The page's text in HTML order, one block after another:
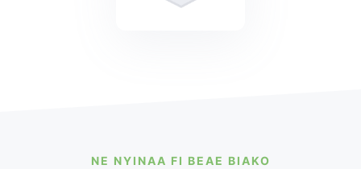
NE NYINAA FI BEAE BIAKO